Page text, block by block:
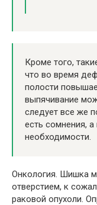
Кроме того,
что во время
полости
выпячивание
следует все же
есть сомнения, а
необходимости.
Онкология. Шишка
отверстием, к
раковой опухоли.